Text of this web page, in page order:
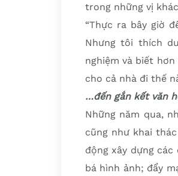
trong những vị
“Thực ra bây giờ
Nhưng tôi thích
nghiệm và biết
cho cả nhà đi thế
…đến gắn kết văn
Những năm qua,
cũng như khai
động xây dựng
bá hình ảnh; đẩy